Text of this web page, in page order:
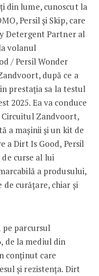
din lume, cunoscut la
Persil și Skip, care
Detergent Partner al
volanul
/ Persil Wonder
după ce a
prestația sa la testul
2025. Ea va conduce
Circuitul Zandvoort,
a mașinii și un kit de
a Dirt Is Good, Persil
curse al lui
a produsului,
curățare, chiar și
parcursul
de la mediul din
conținut care
și rezistența. Dirt